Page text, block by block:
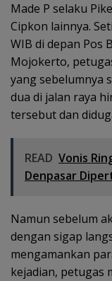
Made P selaku
Cipkon lainnya.
WIB di depan Pos
Mojokerto,
yang sebelumnya
dua di jalan raya
tersebut dan
READ Vonis
Denpasar
Namun sebelum
dengan sigap
mengamankan
kejadian, petugas